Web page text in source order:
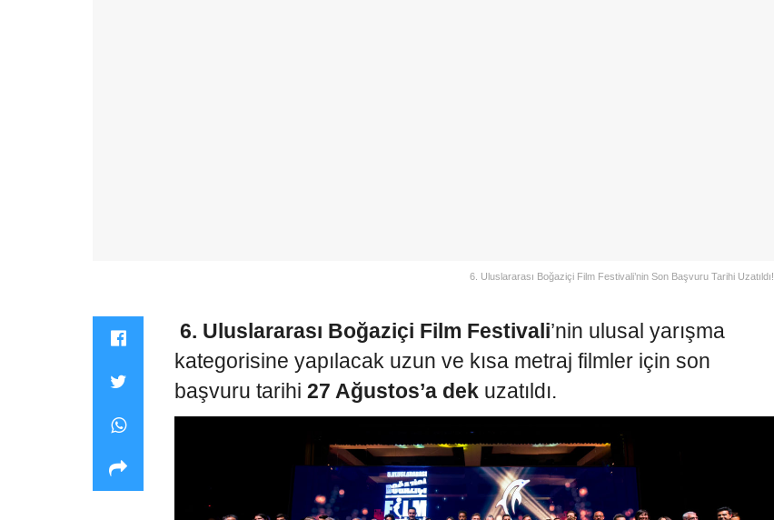
6. Uluslararası Boğaziçi Film Festivali’nin Son Başvuru Tarihi Uzatıldı!
6. Uluslararası Boğaziçi Film Festivali’nin ulusal yarışma
kategorisine yapılacak uzun ve kısa metraj filmler için son
başvuru tarihi 27 Ağustos’a dek uzatıldı.